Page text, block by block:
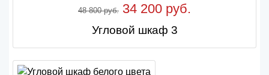
48 800 руб. 34 200 руб.
Угловой шкаф 3